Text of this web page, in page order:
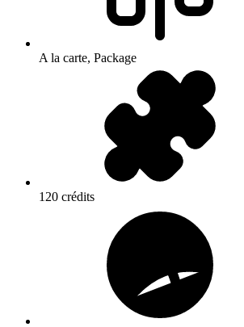
A la carte, Package
120 crédits